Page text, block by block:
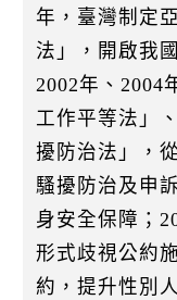
年，臺灣制定
法」，開啟我
2002年、2004
工作平等法」
擾防治法」，
騷擾防治及申
身安全保障；
形式歧視公約
約，提升性別